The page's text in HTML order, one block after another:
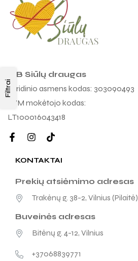
Filtrai
MB Siūlų draugas
Juridinio asmens kodas: 303090493
PVM mokėtojo kodas:
LT100016043418
KONTAKTAI
Prekių atsiėmimo adresas
Trakėnų g. 38-2, Vilnius (Pilaitė)
Buveinės adresas
Bitėnų g. 4-12, Vilnius
+37068839771